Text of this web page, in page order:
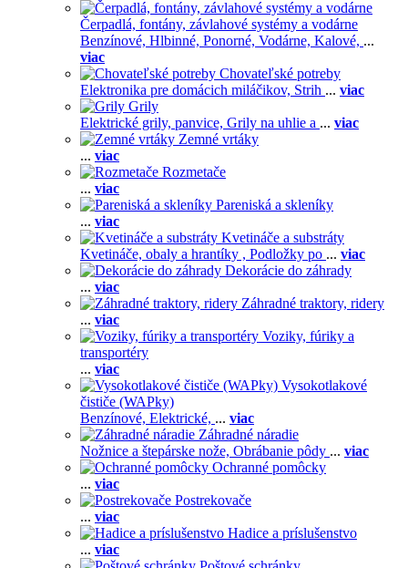
Čerpadlá, fontány, závlahové systémy a vodárne
Benzínové, Hlbinné, Ponorné, Vodárne, Kalové, ...
viac
Chovateľské potreby
Elektronika pre domácich miláčikov, Strih ... viac
Grily
Elektrické grily, panvice, Grily na uhlie a ... viac
Zemné vrtáky
... viac
Rozmetače
... viac
Pareniská a skleníky
... viac
Kvetináče a substráty
Kvetináče, obaly a hrantíky , Podložky po ... viac
Dekorácie do záhrady
... viac
Záhradné traktory, ridery
... viac
Voziky, fúriky a
transportéry
... viac
Vysokotlakové
čističe (WAPky)
Benzínové, Elektrické, ... viac
Záhradné náradie
Nožnice a štepárske nože, Obrábanie pôdy ... viac
Ochranné pomôcky
... viac
Postrekovače
... viac
Hadice a príslušenstvo
... viac